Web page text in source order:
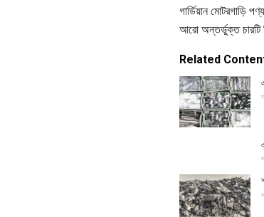
গার্ডিয়ান মোটরগাড়ি
আরো অন্তর্ভুক্ত চারটি
Related